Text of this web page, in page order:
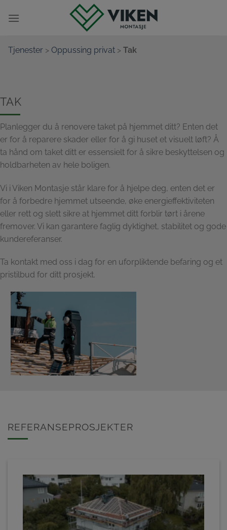
Tjenester > Oppussing privat > Tak
TAK
Planlegger du å renovere taket på hjemmet ditt? Enten det
er for å reparere skader eller for å gi huset et visuelt løft? Å
ta hånd om taket ditt er essensielt for å sikre beskyttelsen og
holdbarheten av hele boligen.
Vi i Viken Montasje står klare for å hjelpe deg, enten det er
for å forbedre hjemmet utseende, øke energieffektiviteten
eller rett og slett sikre at hjemmet ditt forblir tørt i årene
fremover. Vi kan garantere faglig dyktighet, stabilitet og gode
kundereferanser.
Ta kontakt med oss i dag for en uforpliktende befaring og et
pristilbud for ditt prosjekt.
REFERANSEPROSJEKTER